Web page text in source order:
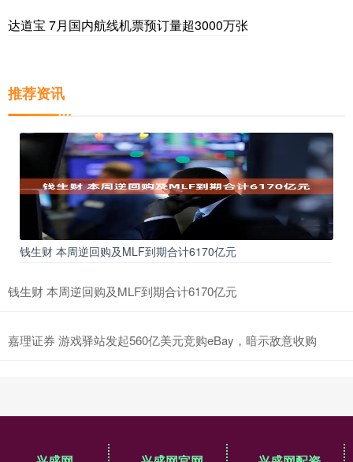
达道宝 7月国内航线机票预订量超3000万张
推荐资讯
钱生财 本周逆回购及MLF到期合计6170亿元
钱生财 本周逆回购及MLF到期合计6170亿元
嘉理证券 游戏驿站发起560亿美元竞购eBay，暗示敌意收购